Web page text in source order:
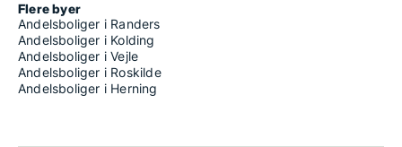
Flere byer
Andelsboliger i Randers
Andelsboliger i Kolding
Andelsboliger i Vejle
Andelsboliger i Roskilde
Andelsboliger i Herning